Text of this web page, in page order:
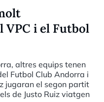
VPC i el Futbol
altres equips tenen
Futbol Club Andorra i
jugaran el segon partit
de Justo Ruiz viatgen